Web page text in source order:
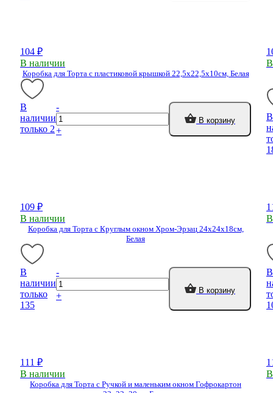
104 ₽
В наличии
Коробка для Торта с пластиковой крышкой 22,5х22,5х10см, Белая
В
наличии
только 2
-
+
В корзину
В
109 ₽
В наличии
Коробка для Торта с Круглым окном Хром-Эрзац 24х24х18см,
Белая
В
наличии
только
135
-
+
В корзину
В
111 ₽
В наличии
Коробка для Торта с Ручкой и маленьким окном Гофрокартон